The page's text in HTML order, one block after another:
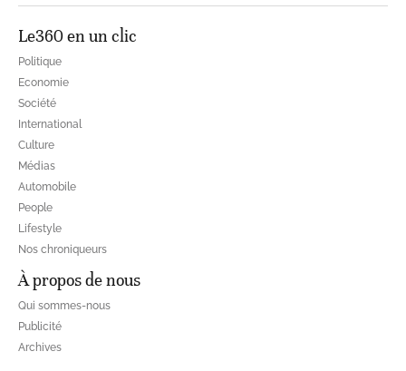
Le360 en un clic
Politique
Economie
Société
International
Culture
Médias
Automobile
People
Lifestyle
Nos chroniqueurs
À propos de nous
Qui sommes-nous
Publicité
Archives